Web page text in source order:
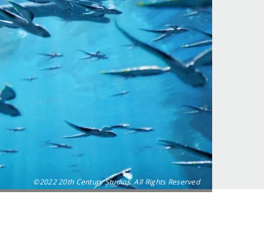
©2022 20th Century Studios. All Rights Reserved